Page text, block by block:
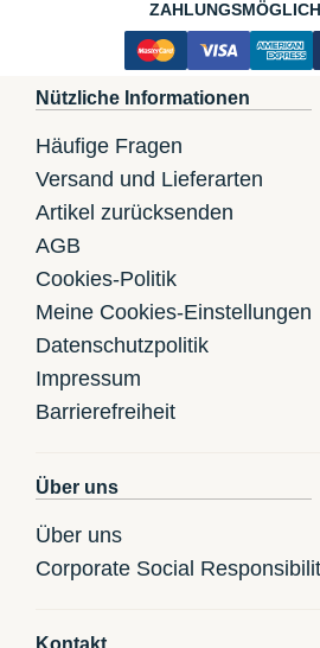
Nützliche Informationen
Häufige Fragen
Versand und Lieferarten
Artikel zurücksenden
AGB
Cookies-Politik
Meine Cookies-Einstellungen
Datenschutzpolitik
Impressum
Barrierefreiheit
Über uns
Über uns
Corporate Social
Kontakt